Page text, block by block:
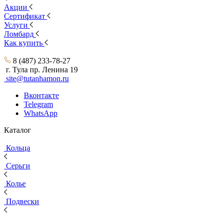
Акции
Сертификат
Услуги
Ломбард
Как купить
8 (487) 233-78-27
г. Тула пр. Ленина 19
site@tutanhamon.ru
Вконтакте
Telegram
WhatsApp
Каталог
Кольца
Серьги
Колье
Подвески